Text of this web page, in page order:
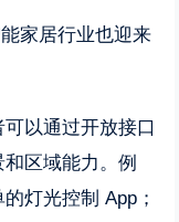
居行业也迎来
通过开放接口
区域能力。例
灯光控制 App；